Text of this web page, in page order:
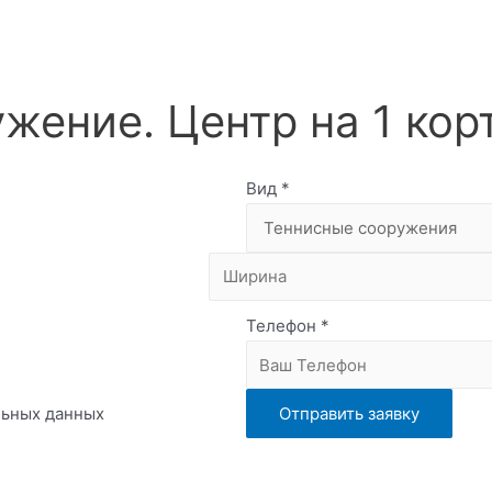
Центр на 1
Вид *
Телефон *
данных Отправить заявку